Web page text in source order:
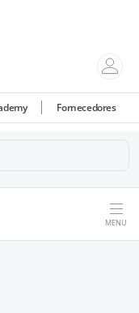
Fornecedores
MENU